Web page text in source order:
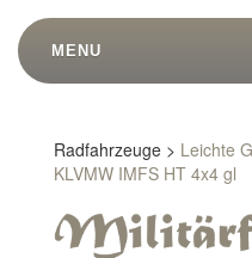
MENU
Radfahrzeuge > Leichte
KLVMW IMFS HT 4x4 gl